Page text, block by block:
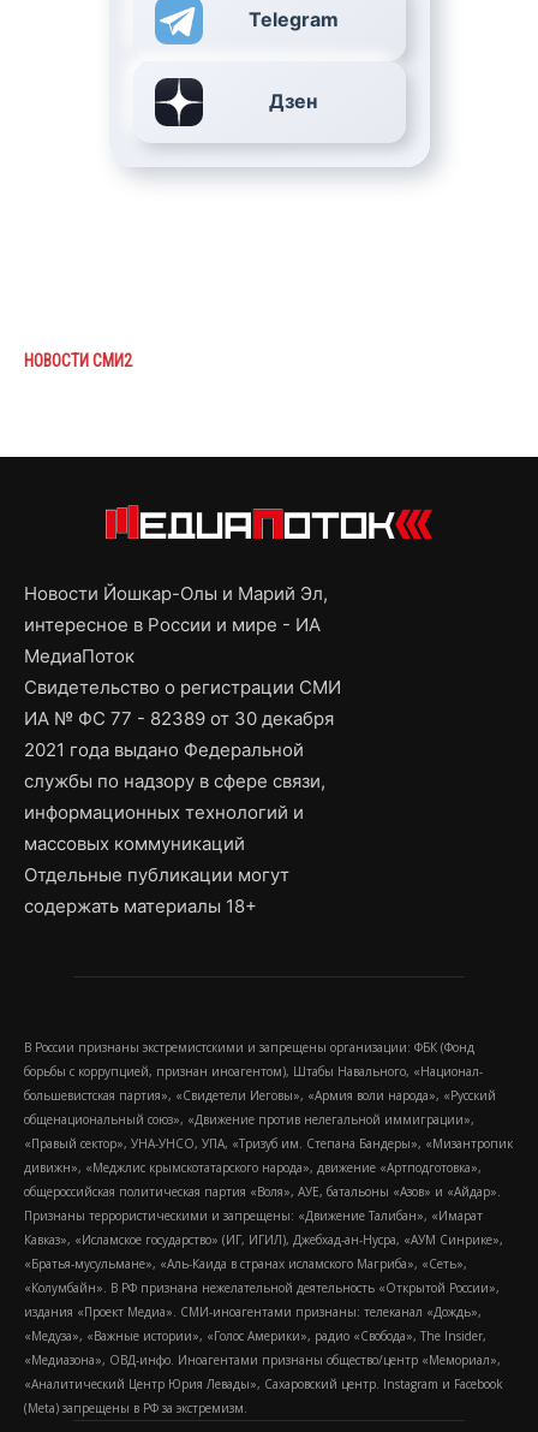
Telegram
Дзен
НОВОСТИ СМИ2
Новости Йошкар-Олы и Марий Эл,
интересное в России и мире - ИА
МедиаПоток
Свидетельство о регистрации СМИ
ИА № ФС 77 - 82389 от 30 декабря
2021 года выдано Федеральной
службы по надзору в сфере связи,
информационных технологий и
массовых коммуникаций
Отдельные публикации могут
содержать материалы 18+
В России признаны экстремистскими и запрещены организации: ФБК (Фонд
борьбы с коррупцией, признан иноагентом), Штабы Навального, «Национал-
большевистская партия», «Свидетели Иеговы», «Армия воли народа», «Русский
общенациональный союз», «Движение против нелегальной иммиграции»,
«Правый сектор», УНА-УНСО, УПА, «Тризуб им. Степана Бандеры», «Мизантропик
дивижн», «Меджлис крымскотатарского народа», движение «Артподготовка»,
общероссийская политическая партия «Воля», АУЕ, батальоны «Азов» и «Айдар».
Признаны террористическими и запрещены: «Движение Талибан», «Имарат
Кавказ», «Исламское государство» (ИГ, ИГИЛ), Джебхад-ан-Нусра, «АУМ Синрике»,
«Братья-мусульмане», «Аль-Каида в странах исламского Магриба», «Сеть»,
«Колумбайн». В РФ признана нежелательной деятельность «Открытой России»,
издания «Проект Медиа». СМИ-иноагентами признаны: телеканал «Дождь»,
«Медуза», «Важные истории», «Голос Америки», радио «Свобода», The Insider,
«Медиазона», ОВД-инфо. Иноагентами признаны общество/центр «Мемориал»,
«Аналитический Центр Юрия Левады», Сахаровский центр. Instagram и Facebook
(Metа) запрещены в РФ за экстремизм.